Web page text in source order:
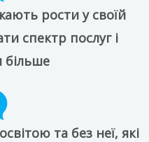
рости у своїй
спектр послуг і
більше
та без неї, які